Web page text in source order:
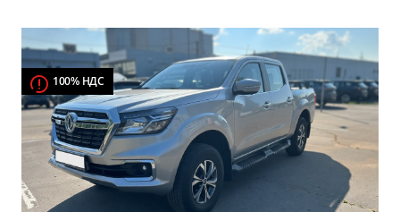
100% НДС